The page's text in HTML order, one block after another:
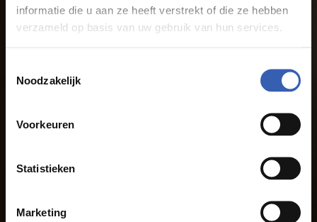
informatie die u aan ze heeft verstrekt of die ze hebben
verzameld op basis van uw gebruik van hun services.
Noodzakelijk
Voorkeuren
Statistieken
Marketing